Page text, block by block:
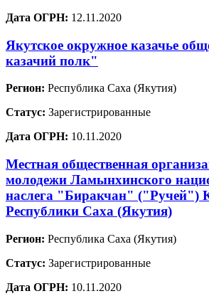
Дата ОГРН: 12.11.2020
Якутское окружное казачье
казачий полк"
Регион: Республика Саха (Якутия)
Статус: Зарегистрированные
Дата ОГРН: 10.11.2020
Местная общественная
молодежи Ламынхинского
наслега "Биракчан" ("Ручей")
Республики Саха (Якутия)
Регион: Республика Саха (Якутия)
Статус: Зарегистрированные
Дата ОГРН: 10.11.2020